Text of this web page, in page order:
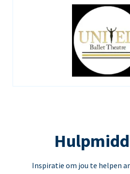
Inspiratie om jou te helpen